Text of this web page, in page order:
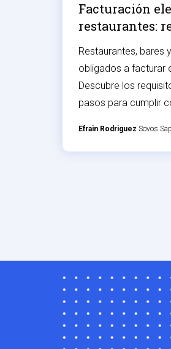
Facturación
restaurantes:
Restaurantes, bares
obligados a facturar
Descubre los
pasos para cumplir
Efrain Rodriguez Sovos